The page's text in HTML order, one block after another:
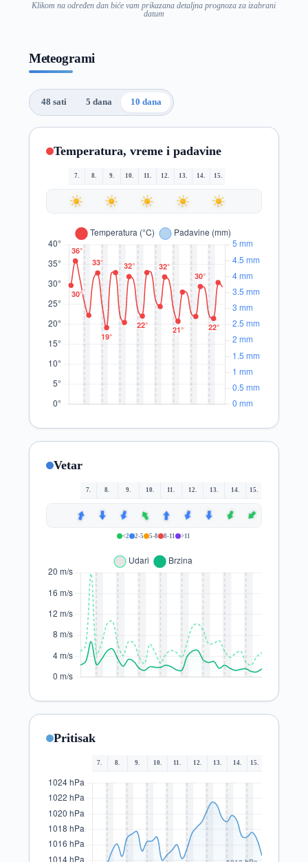
Klikom na određen dan biće vam prikazana detaljna prognoza za izabrani
datum
Meteogrami
48 sati 5 dana 10 dana
Temperatura, vreme i padavine
7. 8. 9. 10. 11. 12. 13. 14. 15.
Vetar
7. 8. 9. 10. 11. 12. 13. 14. 15.
Pritisak
7. 8. 9. 10. 11. 12. 13. 14. 15.